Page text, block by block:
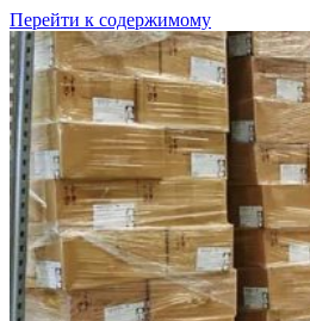
Перейти к содержимому